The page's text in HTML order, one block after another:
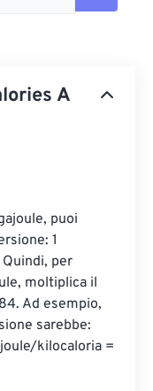
A
puoi
1
per
moltiplica il
Ad esempio,
sarebbe:
kilocaloria =